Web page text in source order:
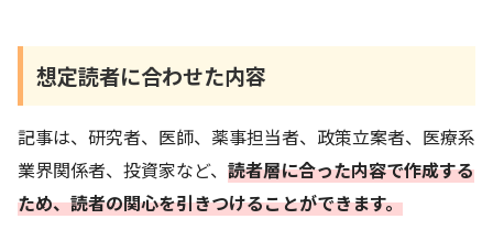
想定読者に合わせた内容
記事は、研究者、医師、薬事担当者、政策立案者、医療系
業界関係者、投資家など、 読者層に合った内容で作成する
ため、読者の関心を引きつけることができます。